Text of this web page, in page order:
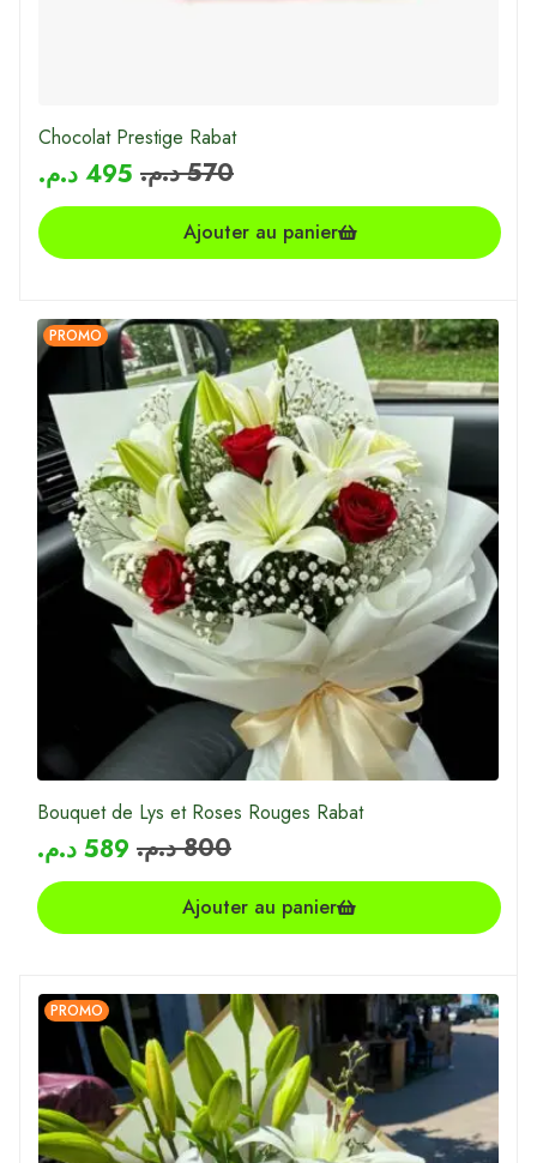
Chocolat Prestige Rabat
570 د.م. 495 د.م.
Ajouter au panier
PROMO
Bouquet de Lys et Roses Rouges Rabat
800 د.م. 589 د.م.
Ajouter au panier
PROMO